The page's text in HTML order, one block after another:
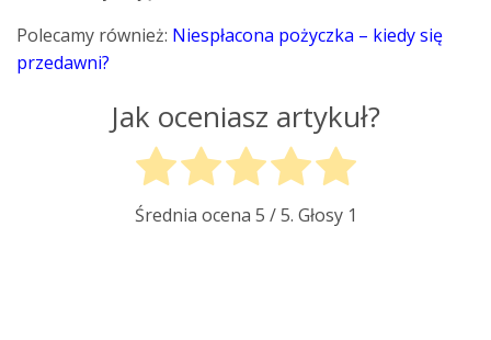
Polecamy również: Niespłacona pożyczka – kiedy się
przedawni?
Jak oceniasz artykuł?
Średnia ocena 5 / 5. Głosy 1